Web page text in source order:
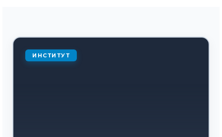
ИНСТИТУТ